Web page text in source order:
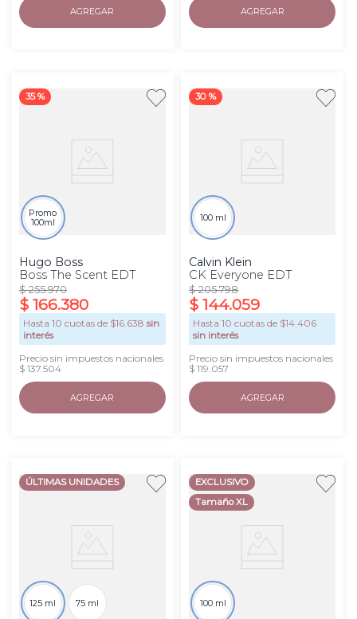
AGREGAR AGREGAR
35 %
Promo
100ml
Hugo Boss
Boss The Scent EDT
$ 255.970
$ 166.380
Hasta 10 cuotas de $16.638 sin
interés
Precio sin impuestos nacionales
$ 137.504
AGREGAR
30 %
100 ml
Calvin Klein
CK Everyone EDT
$ 205.798
$ 144.059
Hasta10 cuotas de $14.406
sin interés
Precio sin impuestos nacionales
$ 119.057
AGREGAR
ÚLTIMAS UNIDADES
125 ml 75 ml
EXCLUSIVO
Tamaño XL
100 ml